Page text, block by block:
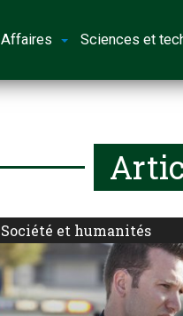
Affaires Sciences et
Société et humanités